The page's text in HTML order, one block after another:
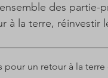
des
à la terre, réinvestir
pour un retour à la